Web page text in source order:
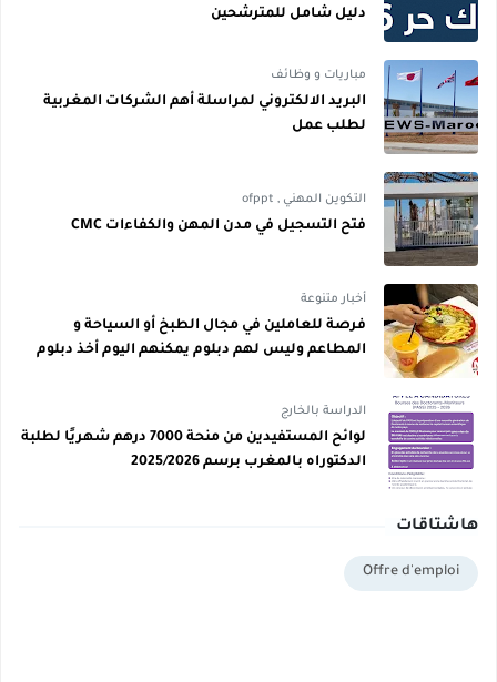
دليل شامل للمترشحين
مباريات و وظائف
البريد الالكتروني لمراسلة أهم الشركات المغربية
لطلب عمل
التكوين المهني ,
ofppt
فتح التسجيل في مدن المهن والكفاءات CMC
أخبار متنوعة
فرصة للعاملين في مجال الطبخ أو السياحة و
المطاعم وليس لهم دبلوم يمكنهم اليوم أخذ دبلوم
الدراسة بالخارج
لوائح المستفيدين من منحة 7000 درهم شهريًا لطلبة
الدكتوراه بالمغرب برسم 2025/2026
هاشتاقات
Offre d'emploi